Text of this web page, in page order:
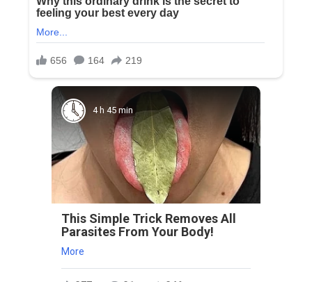
4 h 45 min
This Simple Trick Removes All
Parasites From Your Body!
More